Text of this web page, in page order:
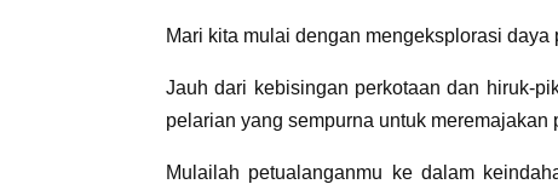
Mari kita mulai dengan mengeksplorasi
Jauh dari kebisingan perkotaan dan hiruk-
pelarian yang sempurna untuk meremajakan
Mulailah petualanganmu ke dalam